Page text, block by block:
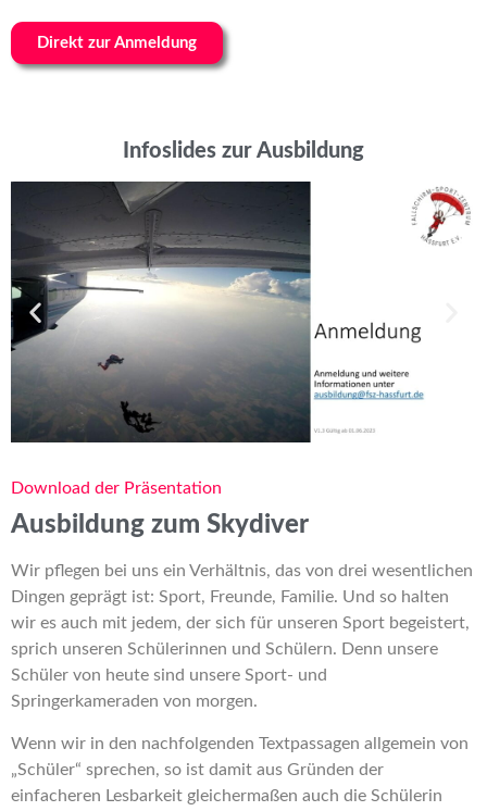
Direkt zur Anmeldung
Infoslides zur Ausbildung
Download der Präsentation
Ausbildung zum Skydiver
Wir pflegen bei uns ein Verhältnis, das von drei wesentlichen
Dingen geprägt ist: Sport, Freunde, Familie. Und so halten
wir es auch mit jedem, der sich für unseren Sport begeistert,
sprich unseren Schülerinnen und Schülern. Denn unsere
Schüler von heute sind unsere Sport- und
Springerkameraden von morgen.
Wenn wir in den nachfolgenden Textpassagen allgemein von
„Schüler“ sprechen, so ist damit aus Gründen der
einfacheren Lesbarkeit gleichermaßen auch die Schülerin